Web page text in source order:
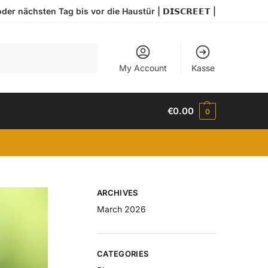
nächsten Tag bis vor die Haustür | 𝗗𝗜𝗦𝗖𝗥𝗘𝗘𝗧 |
My Account Kasse
€0.00 0
ARCHIVES
March 2026
CATEGORIES